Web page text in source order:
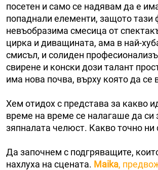
посетен и само се надявам да е
попаднали елементи, защото тази
невъобразима смесица от
цирка и диващината, ама в най-
смисъл, и солиден
свирене и конски дози талант
има нова почва, върху която да се
Хем отидох с представа за какво
време на време се налагаше да си
зяпналата челюст. Какво точно ни
Да започнем с подгряващите,
нахлуха на сцената. Maika,